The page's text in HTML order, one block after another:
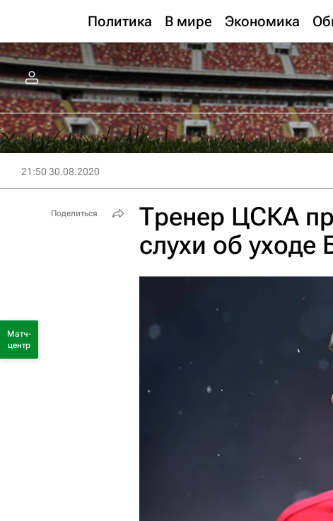
Политика В мире Экономика
21:50 30.08.2020
Тренер ЦСКА
слухи об уходе
Поделиться
Матч-
центр